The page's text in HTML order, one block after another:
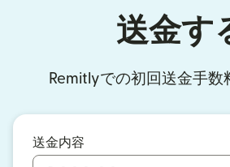
送金す
Remitlyでの初回送金手数
送金内容